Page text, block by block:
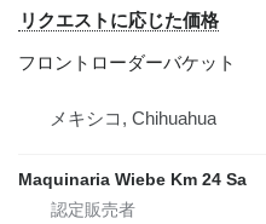
リクエストに応じた価格
フロントローダーバケット
メキシコ, Chihuahua
Maquinaria Wiebe Km 24 Sa